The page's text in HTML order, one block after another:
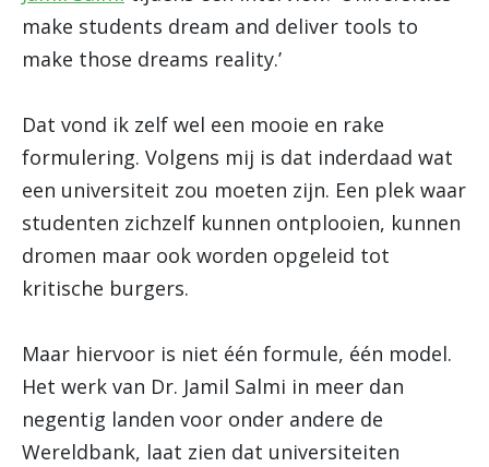
make students dream and deliver tools to
make those dreams reality.’
Dat vond ik zelf wel een mooie en rake
formulering. Volgens mij is dat inderdaad wat
een universiteit zou moeten zijn. Een plek waar
studenten zichzelf kunnen ontplooien, kunnen
dromen maar ook worden opgeleid tot
kritische burgers.
Maar hiervoor is niet één formule, één model.
Het werk van Dr. Jamil Salmi in meer dan
negentig landen voor onder andere de
Wereldbank, laat zien dat universiteiten